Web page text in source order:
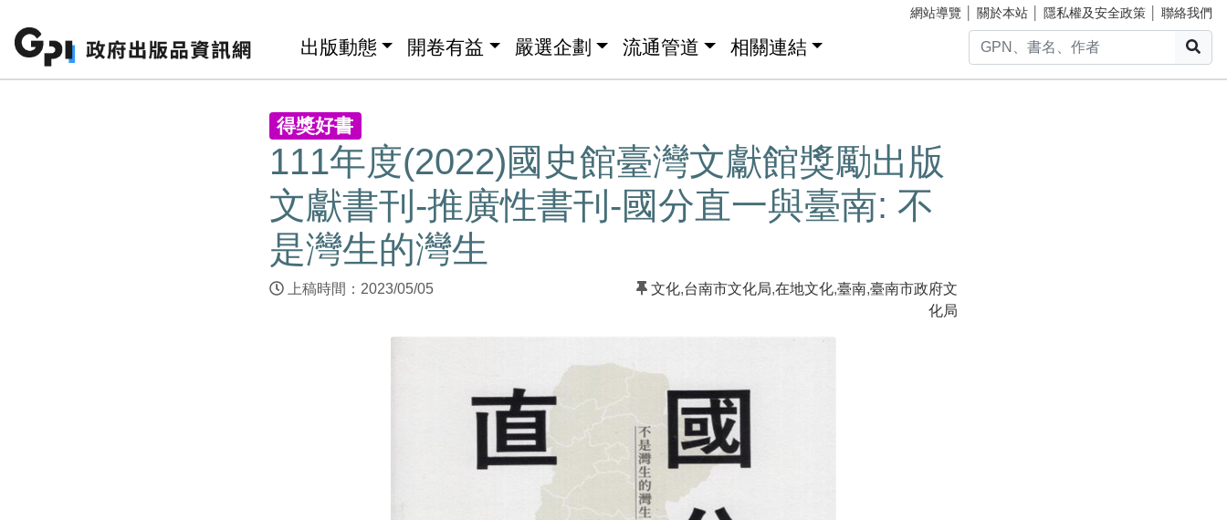
網站導覽 關於本站 隱私權及安全政策 聯絡我們
出版動態 開卷有益 嚴選企劃 流通管道 相關連結
得獎好書
111年度(2022)國史館臺灣文獻館獎勵出版
文獻書刊-推廣性書刊-國分直一與臺南: 不
是灣生的灣生
上稿時間：2023/05/05 文化,台南市文化局,在地文化,臺南,臺南市政府文
化局